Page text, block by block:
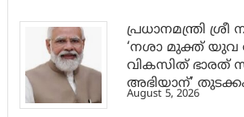
പ്രധാനമന്ത്രി ശ്രീ
‘നശാ മുക്ത്
വികസിത് ഭാരത്
അഭിയാന്’
August 5, 2026